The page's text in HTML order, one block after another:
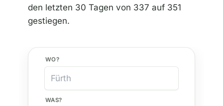
den letzten 30 Tagen von 337 auf 351
gestiegen.
WO?
WAS?